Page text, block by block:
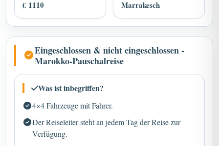
Eingeschlossen & nicht eingeschlossen -
Marokko-Pauschalreise
Was ist inbegriffen?
4×4 Fahrzeuge mit Fahrer.
Der Reiseleiter steht an jedem Tag der Reise zur
Verfügung.
Kraftstoffe für Fahrzeuge.